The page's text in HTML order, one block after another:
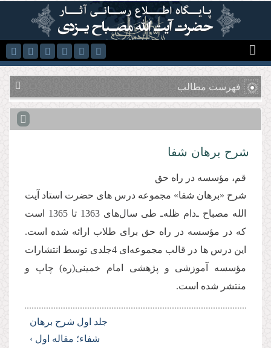
رفتن به محتوای اصلی
فهرست مطالب
شرح برهان شفا
قم، مؤسسه در راه حق
شرح «برهان شفا» مجموعه درس های حضرت استاد آیت
الله مصباح ـ‌دام ظله‌ـ طی سال‌های 1363 تا 1365 است
كه در مؤسسه در راه حق برای طلاب ارائه شده است.
این درس ها در قالب مجموعه‌ای 4جلدی توسط انتشارات
مؤسسه آموزشی و پژهشی امام خمینی(ره) چاپ و
منتشر شده است.
جلد اول شرح برهان
شفاء؛ مقاله اول ›